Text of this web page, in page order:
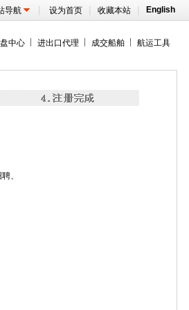
导航 | 设为首页 | 收藏本站 | English
中心 进出口代理 成交船舶 航运工具
、